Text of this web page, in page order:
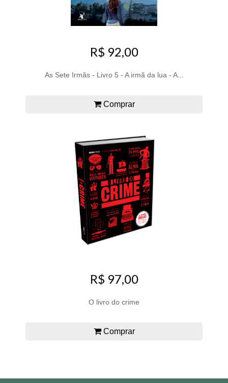
R$ 92,00
As Sete Irmãs - Livro 5 - A irmã da lua - A...
Comprar
R$ 97,00
O livro do crime
Comprar